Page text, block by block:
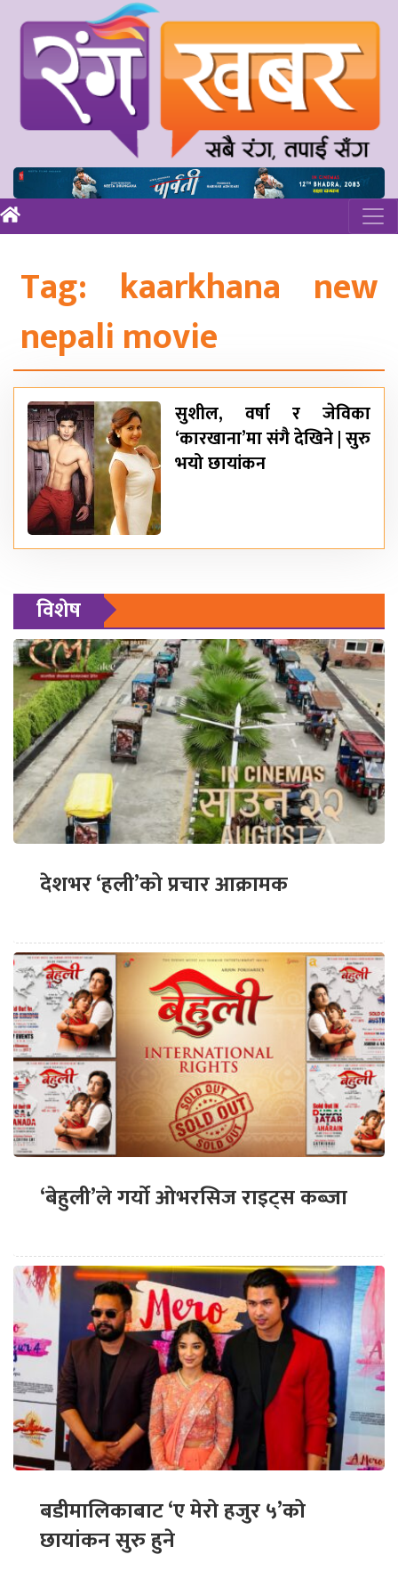
Tag: kaarkhana new
nepali movie
सुशील, वर्षा र जेविका
‘कारखाना’मा संगै देखिने | सुरु
भयो छायांकन
विशेष
देशभर ‘हली’को प्रचार आक्रामक
‘बेहुली’ले गर्यो ओभरसिज राइट्स कब्जा
बडीमालिकाबाट ‘ए मेरो हजुर ५’को
छायांकन सुरु हुने